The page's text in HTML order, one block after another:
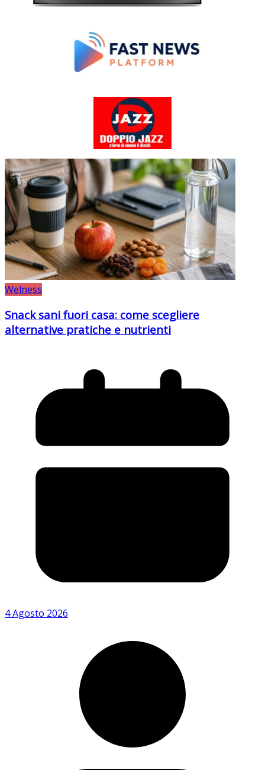
Welness
Snack sani fuori casa: come scegliere
alternative pratiche e nutrienti
4 Agosto 2026